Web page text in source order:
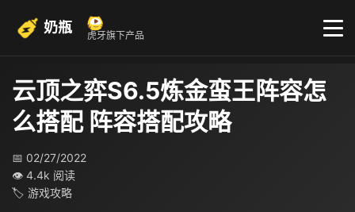
奶瓶 虎牙旗下产品
云顶之弈S6.5炼金蛮王阵容怎
么搭配 阵容搭配攻略
📅 02/27/2022
👁 4.4k 阅读
🏷 游戏攻略